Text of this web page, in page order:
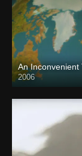
An Inconvenient
2006